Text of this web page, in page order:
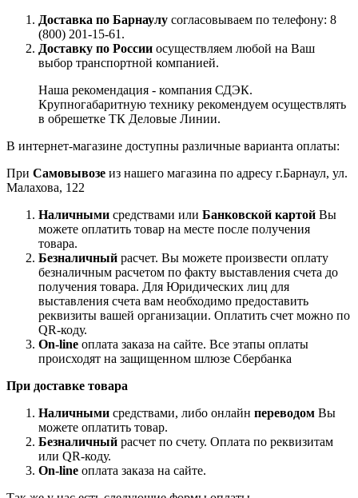
Доставка по Барнаулу согласовываем по телефону: 8
(800) 201-15-61.
Доставку по России осуществляем любой на Ваш
выбор транспортной компанией.
Наша рекомендация - компания СДЭК.
Крупногабаритную технику рекомендуем осуществлять
в обрешетке ТК Деловые Линии.
В интернет-магазине доступны различные варианта оплаты:
При Самовывозе из нашего магазина по адресу г.Барнаул, ул.
Малахова, 122
Наличными средствами или Банковской картой Вы
можете оплатить товар на месте после получения
товара.
Безналичный расчет. Вы можете произвести оплату
безналичным расчетом по факту выставления счета до
получения товара. Для Юридических лиц для
выставления счета вам необходимо предоставить
реквизиты вашей организации. Оплатить счет можно по
QR-коду.
On-line оплата заказа на сайте. Все этапы оплаты
происходят на защищенном шлюзе Сбербанка
При доставке товара
Наличными средствами, либо онлайн переводом Вы
можете оплатить товар.
Безналичный расчет по счету. Оплата по реквизитам
или QR-коду.
On-line оплата заказа на сайте.